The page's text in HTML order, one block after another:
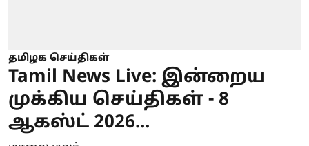
தமிழக செய்திகள்
Tamil News Live: இன்றைய
முக்கிய செய்திகள் - 8
ஆகஸ்ட் 2026...